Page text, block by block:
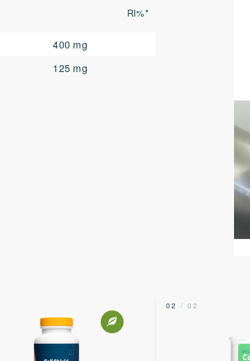
RI%*
400 mg
125 mg
02 / 02